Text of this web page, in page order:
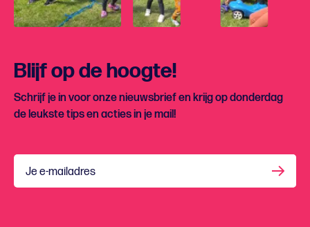
Blijf op de hoogte!
Schrijf je in voor onze nieuwsbrief en krijg op donderdag
de leukste tips en acties in je mail!
Je e-mailadres